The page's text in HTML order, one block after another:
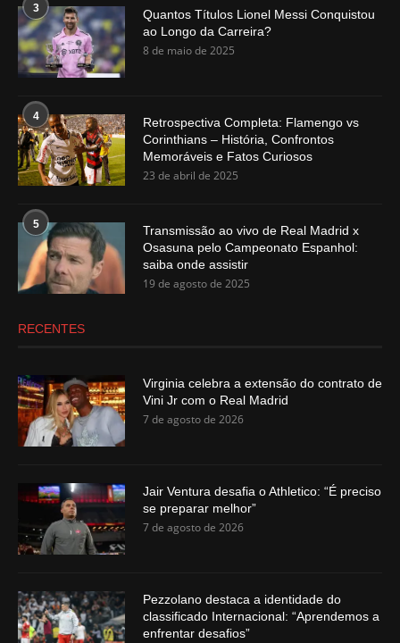
3
Quantos Títulos Lionel Messi Conquistou
ao Longo da Carreira?
8 de maio de 2025
4
Retrospectiva Completa: Flamengo vs
Corinthians – História, Confrontos
Memoráveis e Fatos Curiosos
23 de abril de 2025
5
Transmissão ao vivo de Real Madrid x
Osasuna pelo Campeonato Espanhol:
saiba onde assistir
19 de agosto de 2025
RECENTES
Virginia celebra a extensão do contrato de
Vini Jr com o Real Madrid
7 de agosto de 2026
Jair Ventura desafia o Athletico: “É preciso
se preparar melhor”
7 de agosto de 2026
Pezzolano destaca a identidade do
classificado Internacional: “Aprendemos a
enfrentar desafios”